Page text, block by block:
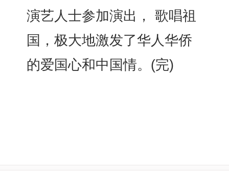
演艺人士参加演出， 歌唱祖
国，极大地激发了华人华侨
的爱国心和中国情。(完)